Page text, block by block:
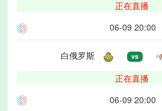
正在直播
06-09 20:00
白俄罗斯 vs
正在直播
06-09 20:00